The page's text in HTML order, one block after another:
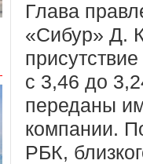
Глава
«Сибур» Д.
с 3,46 до
переданы
компании.
РБК,